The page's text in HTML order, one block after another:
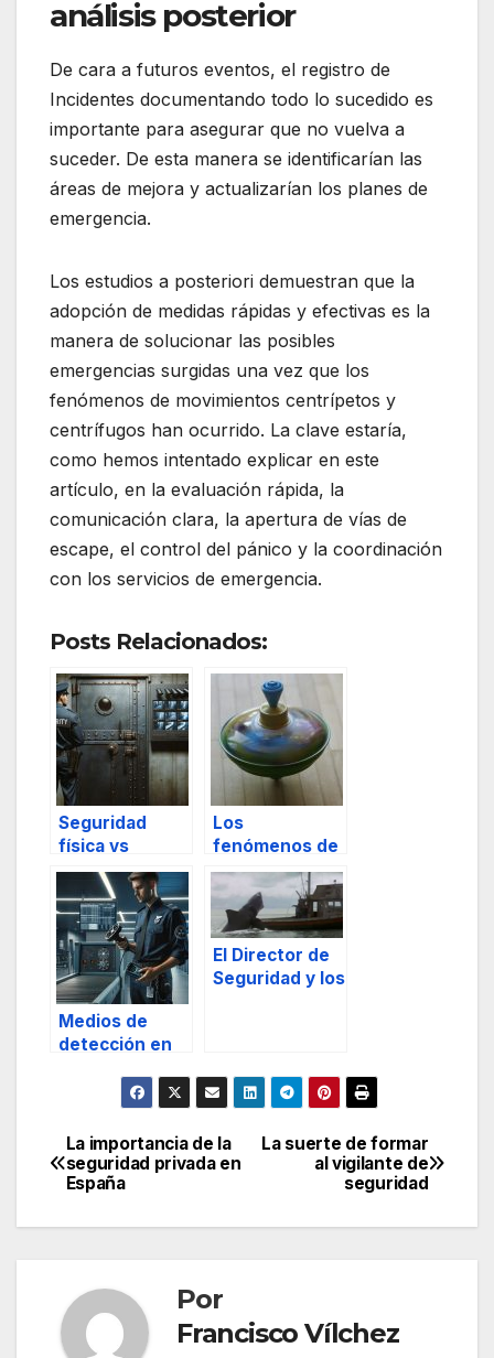
análisis posterior
De cara a futuros eventos, el registro de
Incidentes documentando todo lo sucedido es
importante para asegurar que no vuelva a
suceder. De esta manera se identificarían las
áreas de mejora y actualizarían los planes de
emergencia.
Los estudios a posteriori demuestran que la
adopción de medidas rápidas y efectivas es la
manera de solucionar las posibles
emergencias surgidas una vez que los
fenómenos de movimientos centrípetos y
centrífugos han ocurrido. La clave estaría,
como hemos intentado explicar en este
artículo, en la evaluación rápida, la
comunicación clara, la apertura de vías de
escape, el control del pánico y la coordinación
con los servicios de emergencia.
Posts Relacionados:
Seguridad
física vs
seguridad
electrónica
Los
fenómenos de
movimientos
centrípetos y
centrífugos en
escenarios de
masas
humanas parte
Medios de
detección en
El Director de
Seguridad y los
Navegación
de
La suerte de formar
al vigilante de
seguridad
La importancia de la
seguridad privada en
España
Por
Francisco Vílchez